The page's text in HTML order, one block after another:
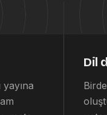
Dil